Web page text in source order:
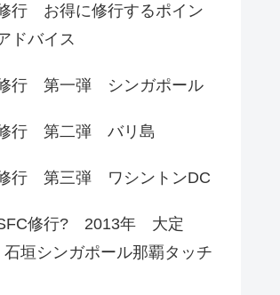
行 お得に修行するポイン
ドバイス
行 第一弾 シンガポール
行 第二弾 バリ島
行 第三弾 ワシントンDC
修行? 2013年 大定
垣シンガポール那覇タッチ